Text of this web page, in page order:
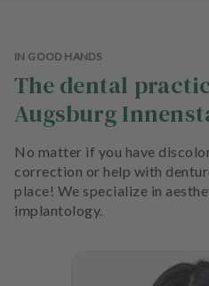
IN GOOD HANDS
The dental
Augsburg
No matter if you have
correction or help with
place! We specialize in
implantology.